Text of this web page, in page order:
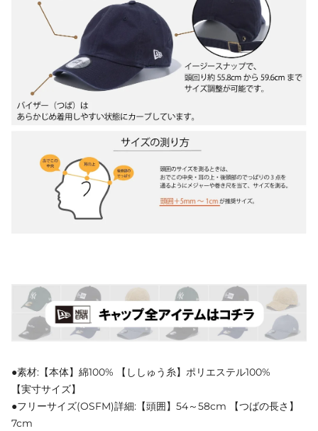
●素材:【本体】綿100% 【ししゅう糸】ポリエステル100%
【実寸サイズ】
●フリーサイズ(OSFM)詳細:【頭囲】54～58cm 【つばの長さ】
7cm